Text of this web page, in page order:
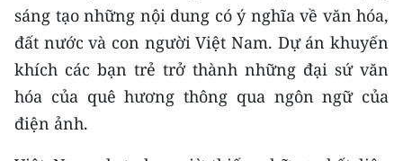
sáng tạo những nội dung có ý nghĩa về văn hóa,
đất nước và con người Việt Nam. Dự án khuyến
khích các bạn trẻ trở thành những đại sứ văn
hóa của quê hương thông qua ngôn ngữ của
điện ảnh.